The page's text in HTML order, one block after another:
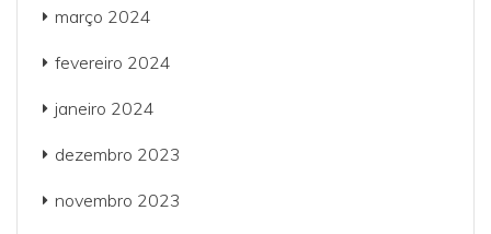
março 2024
fevereiro 2024
janeiro 2024
dezembro 2023
novembro 2023